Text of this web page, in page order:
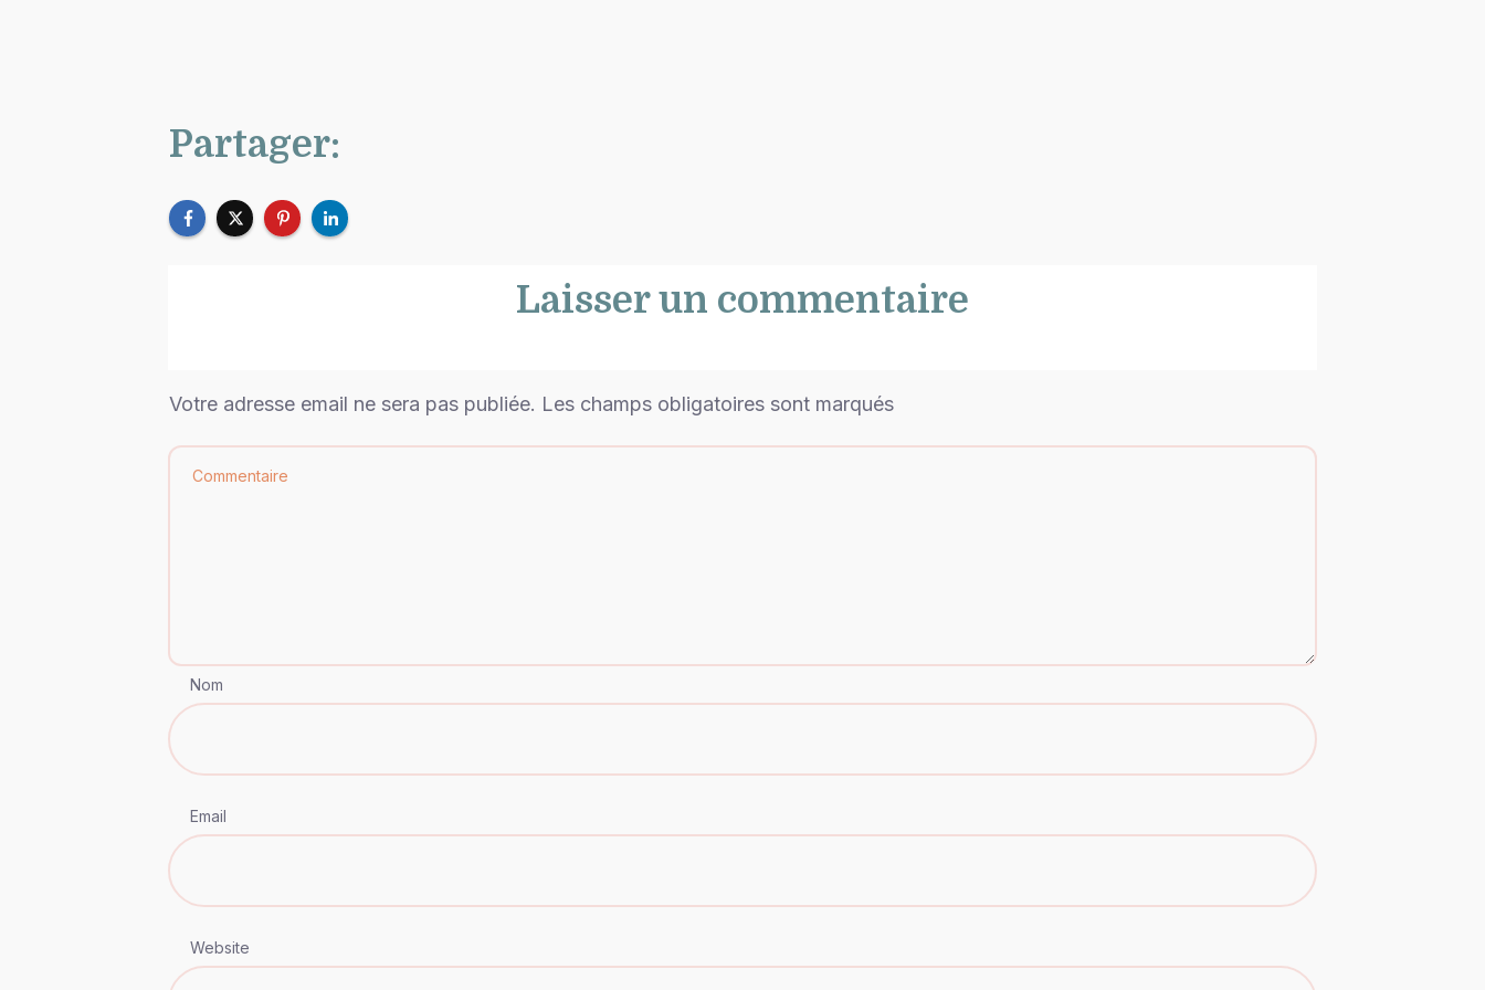
Partager:
Laisser un commentaire
Votre adresse email ne sera pas publiée. Les champs obligatoires sont marqués
Nom
Email
Website